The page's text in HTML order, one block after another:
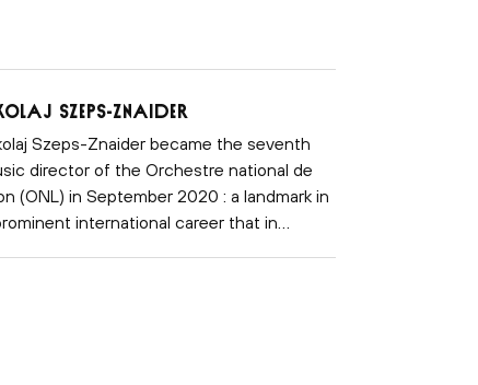
Szeps-Znaider
Szeps-Znaider became the seventh
director of the Orchestre national de
(ONL) in September 2020 : a landmark in
international career that in